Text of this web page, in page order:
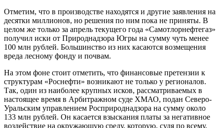
Отметим, что в производстве находятся и другие заявления на
десятки миллионов, но решения по ним пока не приняты. В
целом же только за апрель текущего года «Самотлорнефтегаз»
получил иски от Природнадзора Югры на сумму чуть менее
100 млн рублей. Большинство из них касаются возмещения
вреда лесному фонду и почвам.
На этом фоне стоит отметить, что финансовые претензии к
структурам «Роснефти» возникают не только у регионалов.
Так, один из наиболее крупных исков, рассматриваемых в
настоящее время в Арбитражном суде ХМАО, подан Северо-
Уральским управлением Росприроднадзора на сумму около
133 млн рублей. Он касается взыскания платы за негативное
воздействие на окружающую среду, которую, судя по всему,